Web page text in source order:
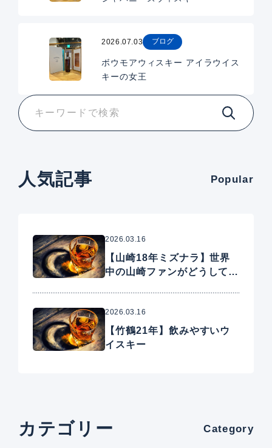
2026.07.03 ブログ
ボウモアウィスキー アイラウイス
キーの女王
人気記事 Popular
2026.03.16
【山崎18年ミズナラ】世界
中の山崎ファンがどうしても
2026.03.16
【竹鶴21年】飲みやすいウ
イスキー
カテゴリー Category